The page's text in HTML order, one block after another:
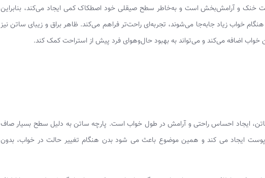
خنک و آرامش‌بخش است و به‌خاطر سطح صیقلی خود اصطکاک کمی ایجاد می‌کند، بنابراین
خواب زیاد جابه‌جا می‌شوند، تجربه‌ای راحت‌تر فراهم می‌کند. ظاهر براق و زیبا‌ی ساتن نیز
اضافه می‌کند و می‌تواند به بهبود حال‌وهوای فرد پیش از استراحت کمک کند.
ایجاد احساس راحتی و آرامش در طول خواب است. پارچه ساتن به دلیل سطح بسیار صاف
پوست ایجاد می‌ کند و همین موضوع باعث می‌ شود بدن هنگام تغییر حالت در خواب، بدون